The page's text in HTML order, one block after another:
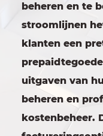
beheren en te
stroomlijnen
klanten een
uitgaven van
beheren en
kostenbeheer.